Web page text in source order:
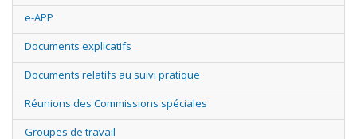
e-APP
Documents explicatifs
Documents relatifs au suivi pratique
Réunions des Commissions spéciales
Groupes de travail